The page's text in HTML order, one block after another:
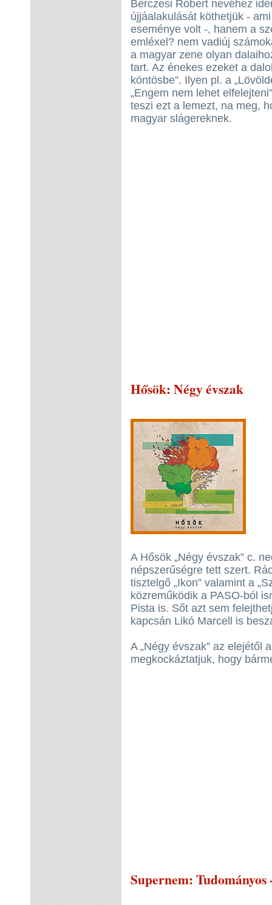
Bérczesi Róbert nevéhez
újjáalakulását köthetjük -
eseménye volt -, hanem a
emléxel? nem vadiúj
a magyar zene olyan
tart. Az énekes ezeket a
köntösbe”. Ilyen pl. a
„Engem nem lehet
teszi ezt a lemezt, na meg,
magyar slágereknek.
Hősök: Négy évszak
A Hősök „Négy évszak” c.
népszerűségre tett szert.
tisztelgő „Ikon” valamint a
közreműködik a PASO-ból
Pista is. Sőt azt sem
kapcsán Likó Marcell is
A „Négy évszak” az elejétől
megkockáztatjuk, hogy
Supernem: